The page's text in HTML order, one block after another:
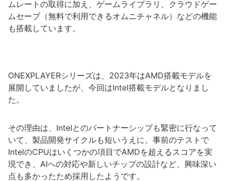
ムレートの取得に加え、ゲームライブラリ、クラウドゲー
ムセーブ（無料で利用できるオムニチャネル）などの機能
も搭載しています。
ONEXPLAYERシリーズは、2023年はAMD搭載モデルを
展開していましたが、今回はIntel搭載モデルとなりまし
た。
その理由は、Intelとのパートナーシップも緊密に行なって
いて、製品開発サイクルも短いうえに、事前のテストで
IntelのCPUはいくつかの項目でAMDを超えるスコアを実
現でき、AIへの対応や新しいチップの設計など、興味深い
点も多かったため採用したようです。